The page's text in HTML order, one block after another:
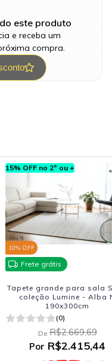
este produto
e receba um
compra.
15% OFF no 2º ou +
10% OFF
Frete grátis
Tapete para sala Sisal
Lumine - Alba G
(0)
De
R$2.573,89
PorR$2.328,75